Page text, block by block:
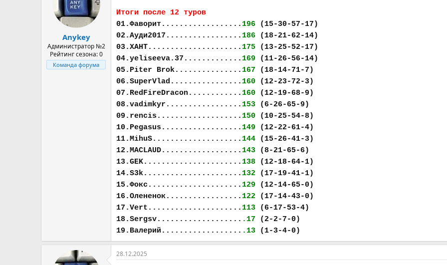
Anykey
Администратор №2
Рейтинг сезона: 0
Команда форума
Итоги после 12 туров
01.Фаворит.................. 196 (15-30-57-17)
02.Ауди2017................. 186 (18-21-62-14)
03.ХАНТ..................... 175 (13-25-52-17)
04.yeliseeva.37............. 169 (11-26-56-14)
05.Piter Brok............... 167 (18-14-71-7)
06.SuperVlad................ 160 (12-23-72-3)
07.RedFireDracon............ 160 (12-19-68-9)
08.vadimkyr................. 153 (6-26-65-9)
09.rencis................... 150 (10-25-54-8)
10.Pegasus.................. 149 (12-22-61-4)
11.MihuS.................... 144 (15-26-41-3)
12.MACLAUD.................. 143 (8-21-65-6)
13.GEK...................... 138 (12-18-64-1)
14.S3k...................... 132 (17-19-41-1)
15.Фокс..................... 129 (12-14-65-0)
16.Олененок................. 122 (17-14-43-0)
17.Vert..................... 113 (6-17-53-4)
18.Sergsv................... .17 (2-2-7-0)
19.Валерий.................. .13 (1-3-4-0)
28.12.2025